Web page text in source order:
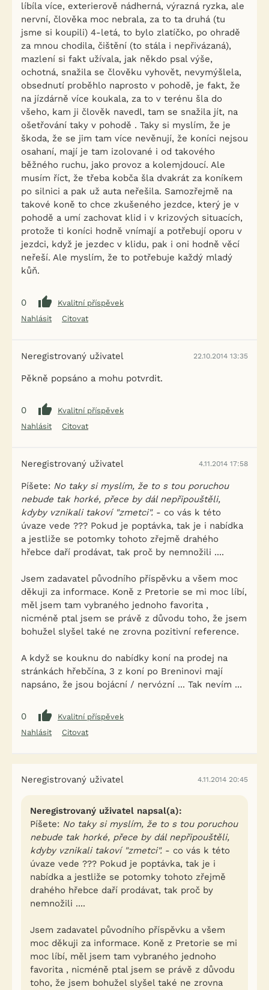
líbíla více, exterierově nádherná, výrazná ryzka, ale
nervní, člověka moc nebrala, za to ta druhá (tu
jsme si koupili) 4-letá, to bylo zlatíčko, po ohradě
za mnou chodila, čištění (to stála i nepřivázaná),
mazlení si fakt užívala, jak někdo psal výše,
ochotná, snažila se člověku vyhovět, nevymýšlela,
obsednutí proběhlo naprosto v pohodě, je fakt, že
na jízdárně více koukala, za to v terénu šla do
všeho, kam ji člověk navedl, tam se snažila jít, na
ošetřování taky v pohodě . Taky si myslím, že je
škoda, že se jim tam více nevěnují, že koníci nejsou
osahaní, mají je tam izolované i od takového
běžného ruchu, jako provoz a kolemjdoucí. Ale
musím říct, že třeba kobča šla dvakrát za koníkem
po silnici a pak už auta neřešila. Samozřejmě na
takové koně to chce zkušeného jezdce, který je v
pohodě a umí zachovat klid i v krizových situacích,
protože ti koníci hodně vnímají a potřebují oporu v
jezdci, když je jezdec v klidu, pak i oni hodně věcí
neřeší. Ale myslím, že to potřebuje každý mladý
kůň.
0
Kvalitní příspěvek
Nahlásit
Citovat
Neregistrovaný uživatel 22.10.2014 13:35
Pěkně popsáno a mohu potvrdit.
0
Kvalitní příspěvek
Nahlásit
Citovat
Neregistrovaný uživatel 4.11.2014 17:58
Píšete: No taky si myslím, že to s tou poruchou
nebude tak horké, přece by dál nepřipouštěli,
kdyby vznikali takoví "zmetci". - co vás k této
úvaze vede ??? Pokud je poptávka, tak je i nabídka
a jestliže se potomky tohoto zřejmě drahého
hřebce daří prodávat, tak proč by nemnožili ....
Jsem zadavatel původního příspěvku a všem moc
děkuji za informace. Koně z Pretorie se mi moc líbí,
měl jsem tam vybraného jednoho favorita ,
nicméně ptal jsem se právě z důvodu toho, že jsem
bohužel slyšel také ne zrovna pozitivní reference.
A když se kouknu do nabídky koní na prodej na
stránkách hřebčína, 3 z koní po Breninovi mají
napsáno, že jsou bojácní / nervózní ... Tak nevím ...
0
Kvalitní příspěvek
Nahlásit
Citovat
Neregistrovaný uživatel 4.11.2014 20:45
Neregistrovaný uživatel napsal(a):
Píšete: No taky si myslím, že to s tou poruchou
nebude tak horké, přece by dál nepřipouštěli,
kdyby vznikali takoví "zmetci". - co vás k této
úvaze vede ??? Pokud je poptávka, tak je i
nabídka a jestliže se potomky tohoto zřejmě
drahého hřebce daří prodávat, tak proč by
nemnožili ....
Jsem zadavatel původního příspěvku a všem
moc děkuji za informace. Koně z Pretorie se mi
moc líbí, měl jsem tam vybraného jednoho
favorita , nicméně ptal jsem se právě z důvodu
toho, že jsem bohužel slyšel také ne zrovna